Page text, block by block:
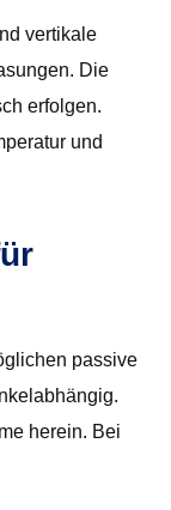
vertikale
Die
erfolgen.
und
passive
herein. Bei